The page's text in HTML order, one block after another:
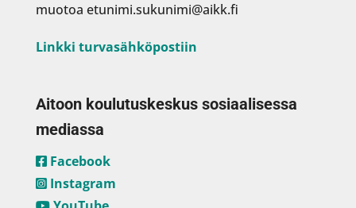
muotoa etunimi.sukunimi@aikk.fi
Linkki turvasähköpostiin
Aitoon koulutuskeskus sosiaalisessa
mediassa
Facebook
Instagram